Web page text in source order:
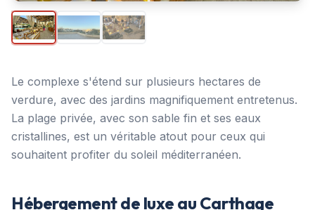
Le complexe s'étend sur plusieurs hectares de
verdure, avec des jardins magnifiquement entretenus.
La plage privée, avec son sable fin et ses eaux
cristallines, est un véritable atout pour ceux qui
souhaitent profiter du soleil méditerranéen.
Hébergement de luxe au Carthage